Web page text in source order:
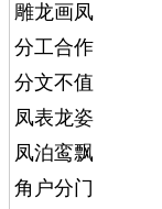
雕龙画凤
分工合作
分文不值
凤表龙姿
凤泊鸾飘
角户分门